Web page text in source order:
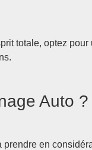
totale, optez pour
Auto ?
en